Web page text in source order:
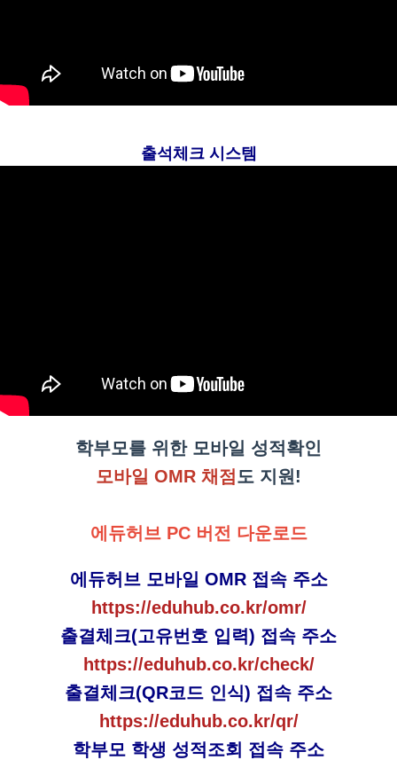
출석체크 시스템
학부모를 위한 모바일 성적확인
모바일 OMR 채점도 지원!
에듀허브 PC 버전 다운로드
에듀허브 모바일 OMR 접속 주소
https://eduhub.co.kr/omr/
출결체크(고유번호 입력) 접속 주소
https://eduhub.co.kr/check/
출결체크(QR코드 인식) 접속 주소
https://eduhub.co.kr/qr/
학부모 학생 성적조회 접속 주소